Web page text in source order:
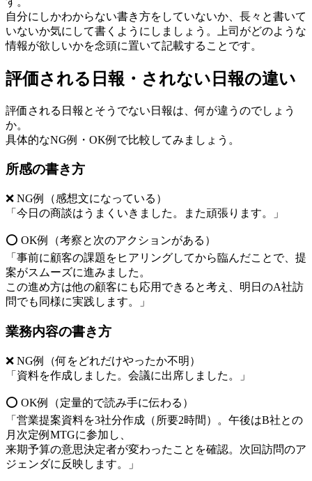
自分にしかわからない書き方をしていないか、長々と書いて
いないか気にして書くようにしましょう。上司がどのような
情報が欲しいかを念頭に置いて記載することです。
評価される日報・されない日報の違い
評価される日報とそうでない日報は、何が違うのでしょう
か。
具体的なNG例・OK例で比較してみましょう。
所感の書き方
❌ NG例（感想文になっている）
「今日の商談はうまくいきました。また頑張ります。」
⭕ OK例（考察と次のアクションがある）
「事前に顧客の課題をヒアリングしてから臨んだことで、提
案がスムーズに進みました。
この進め方は他の顧客にも応用できると考え、明日のA社訪
問でも同様に実践します。」
業務内容の書き方
❌ NG例（何をどれだけやったか不明）
「資料を作成しました。会議に出席しました。」
⭕ OK例（定量的で読み手に伝わる）
「営業提案資料を3社分作成（所要2時間）。午後はB社との
月次定例MTGに参加し、
来期予算の意思決定者が変わったことを確認。次回訪問のア
ジェンダに反映します。」